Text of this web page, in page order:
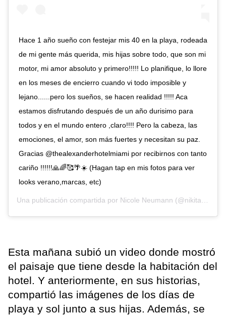
Hace 1 año sueño con festejar mis 40 en la playa, rodeada
de mi gente más querida, mis hijas sobre todo, que son mi
motor, mi amor absoluto y primero!!!!! Lo planifique, lo llore
en los meses de encierro cuando vi todo imposible y
lejano......pero los sueños, se hacen realidad !!!!! Aca
estamos disfrutando después de un año durisimo para
todos y en el mundo entero ,claro!!!! Pero la cabeza, las
emociones, el amor, son más fuertes y necesitan su paz.
Gracias @thealexanderhotelmiami por recibirnos con tanto
cariño !!!!!!🙏🌈🥰🌴☀️ (Hagan tap en mis fotos para ver
looks verano,marcas, etc)
Una publicación compartida por Nicole Neumann (@nikitaneumannoficial) el
Esta mañana subió un video donde mostró
el paisaje que tiene desde la habitación del
hotel. Y anteriormente, en sus historias,
compartió las imágenes de los días de
playa y sol junto a sus hijas. Además, se